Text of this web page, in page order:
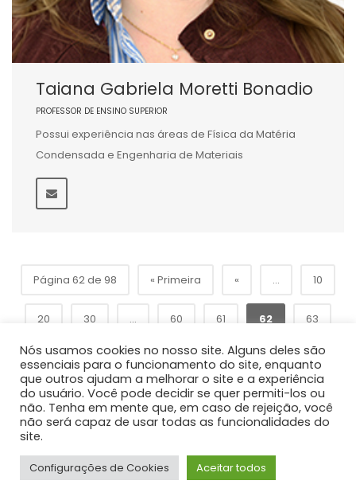
Taiana Gabriela Moretti Bonadio
PROFESSOR DE ENSINO SUPERIOR
Possui experiência nas áreas de Física da Matéria
Condensada e Engenharia de Materiais
Página 62 de 98 « Primeira « ... 10
20 30 ... 60 61 62 63
64 ... 70 80 90 ... »
Última »
Nós usamos cookies no nosso site. Alguns deles são
essenciais para o funcionamento do site, enquanto
que outros ajudam a melhorar o site e a experiência
do usuário. Você pode decidir se quer permiti-los ou
não. Tenha em mente que, em caso de rejeição, você
não será capaz de usar todas as funcionalidades do
site.
Configurações de Cookies Aceitar todos